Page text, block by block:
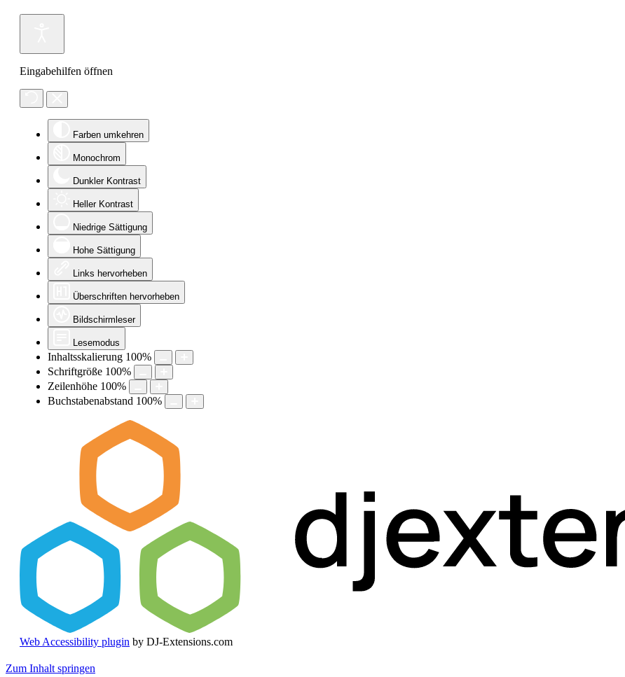
Eingabehilfen öffnen
Farben umkehren
Monochrom
Dunkler Kontrast
Heller Kontrast
Niedrige Sättigung
Hohe Sättigung
Links hervorheben
Überschriften hervorheben
Bildschirmleser
Lesemodus
Inhaltsskalierung 100%
Schriftgröße 100%
Zeilenhöhe 100%
Buchstabenabstand 100%
Web Accessibility plugin by DJ-Extensions.com
Zum Inhalt springen